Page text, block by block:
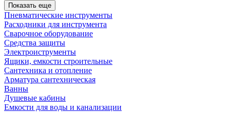
Показать еще
Пневматические инструменты
Расходники для инструмента
Сварочное оборудование
Средства защиты
Электроиструменты
Ящики, емкости строительные
Сантехника и отопление
Арматура сантехническая
Ванны
Душевые кабины
Емкости для воды и канализации